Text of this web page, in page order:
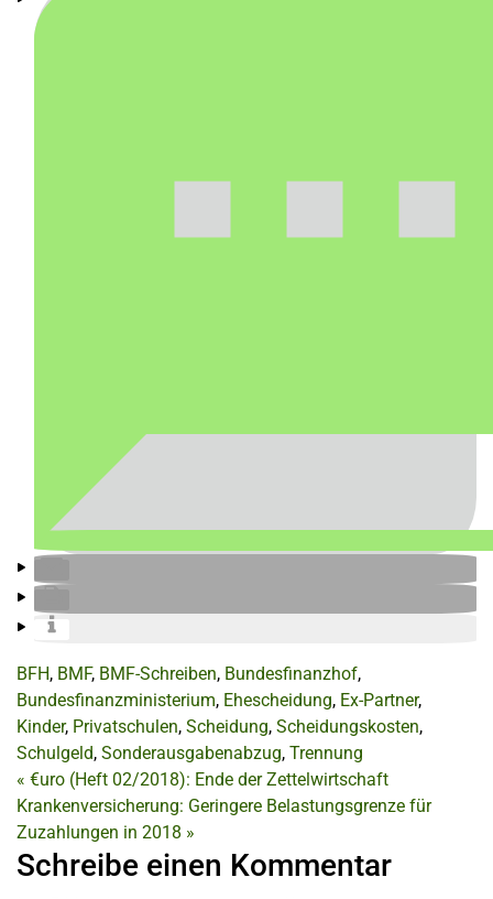
BFH, BMF, BMF-Schreiben, Bundesfinanzhof,
Bundesfinanzministerium, Ehescheidung, Ex-Partner,
Kinder, Privatschulen, Scheidung, Scheidungskosten,
Schulgeld, Sonderausgabenabzug, Trennung
« €uro (Heft 02/2018): Ende der Zettelwirtschaft
Krankenversicherung: Geringere Belastungsgrenze für
Zuzahlungen in 2018 »
Schreibe einen Kommentar